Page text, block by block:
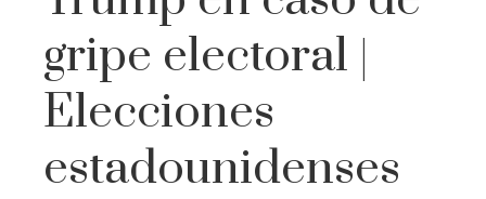
gripe electoral |
Elecciones
estadounidenses